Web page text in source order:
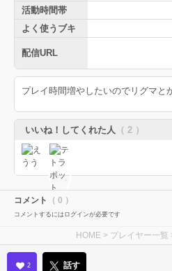
活動時間帯
よく使うブキ
配信URL
プレイ時間増やしたいのでリグマと
いいね！してくれた人 （ 2 ）
コメント （ 0 ）
コメントするにはログインが必要です
HOME > プレイヤー一覧
2 話す